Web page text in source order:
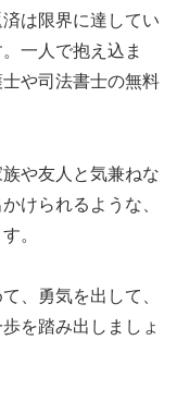
は限界に達してい
一人で抱え込ま
や司法書士の無料
や友人と気兼ねな
けられるような、
。
、勇気を出して、
を踏み出しましょ